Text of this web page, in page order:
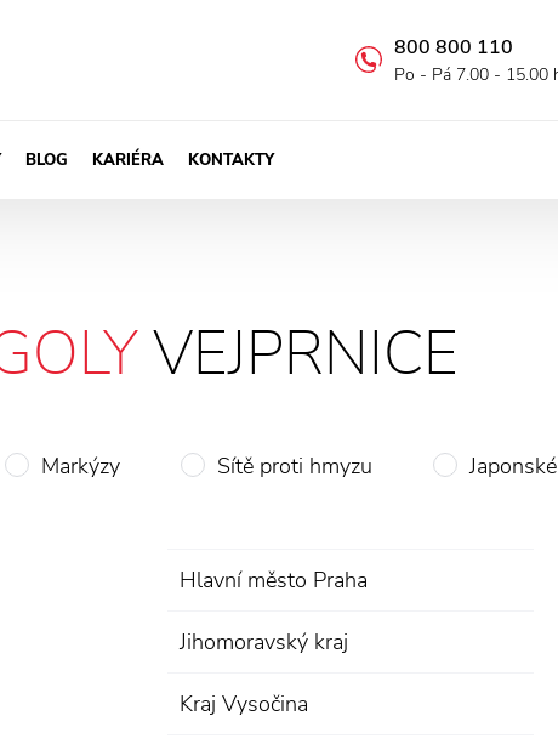
800 800 110
Po - Pá 7.00 - 15.00
BLOG KARIÉRA KONTAKTY
VEJPRNICE
Markýzy Sítě proti hmyzu
Hlavní město Praha
Jihomoravský kraj
Kraj Vysočina